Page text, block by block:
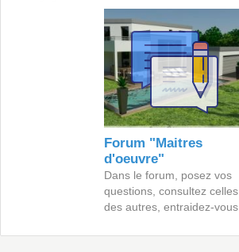
Forum "Maitres
d'oeuvre"
Dans le forum, posez vos
questions, consultez celles
des autres, entraidez-vous.